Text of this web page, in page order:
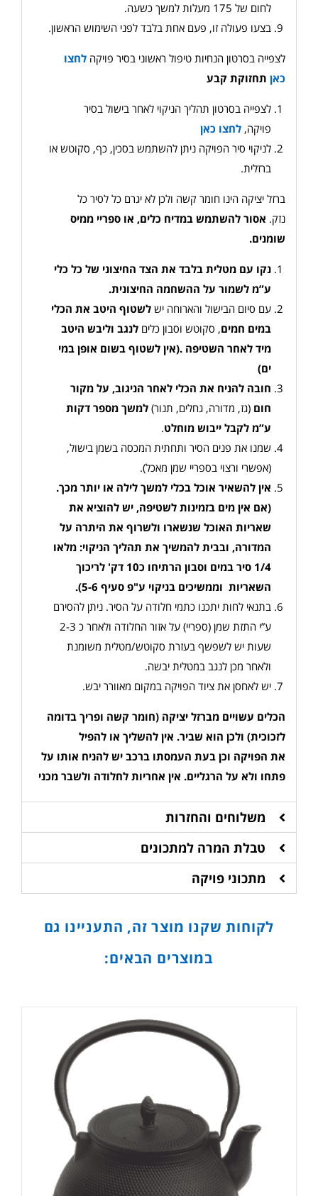
לחום של 175 מעלות למשך כשעה.
בצעו פעולה זו, פעם אחת בלבד לפני השימוש הראשון.
לצפייה בסרטון הנחיות טיפול ראשוני בסיר פויקה לחצו
כאן תחזוקת קבע
לצפייה בסרטון תהליך הניקוי לאחר בישול בסיר
פויקה, לחצו כאן
לניקוי סיר הפויקה ניתן להשתמש בסכין, כף, סקוטש או
ברזלית.
ברזל יציקה הינו חומר קשה ולכן לא יגרם כל לסיר כל
נזק. אסור להשתמש במדיח כלים, או ספריי ממיס
שומנים.
נקו עם מטלית בלבד את הצד החיצוני של כל כלי
ע”מ לשמור על ההשחמה החיצונית.
עם סיום הבישול והארוחה יש לשטוף היטב את הכלי
במים חמים, סקוטש וסבון כלים לנגב וליבש היטב
מיד לאחר השטיפה .(אין לשטוף בשום אופן במי
ים)
חובה להניח את הכלי לאחר הניגוב, על מקור
חום (גז, מדורה, גחלים, תנור) למשך מספר דקות
ע”מ לקבל ייבוש מוחלט.
שמנו את פנים הסיר ותחתית המכסה בשמן בישול,
(אפשרי ורצוי בספריי שמן מאכל).
אין להשאיר אוכל בכלי למשך לילה או יותר מכך.
(אם אין מים בזמינות לשטיפה, יש להוציא את
שאריות האוכל שנשארו ולשרוף את היתרה על
המדורה, ובבית להמשיך את תהליך הניקוי: מלאו
1/4 סיר במים וסבון הרתיחו כ10 דק' לריכוך
השאריות וממשיכים בניקוי ע"פ סעיף 5-6)
.
בתנאי לחות יתכנו כתמי חלודה על הסיר. ניתן להסירם
ע”י התזת שמן (ספריי) על אזור החלודה ולאחר כ 2-3
שעות יש לשפשף בעזרת סקוטש/מטלית משומנת
ולאחר מכן לנגב במטלית יבשה.
יש לאחסן את ציוד הפויקה במקום מאוורר יבש.
הכלים עשויים מברזל יציקה (חומר קשה ופריך בדומה
לזכוכית) ולכן הוא שביר. אין להשליך או להפיל
את הפויקה וכן בעת העמסתו ברכב יש להניח אותו על
פתחו ולא על הרגליים. אין אחריות לחלודה ולשבר מכני
משלוחים והחזרות
טבלת המרה למתכונים
מתכוני פויקה
לקוחות שקנו מוצר זה, התעניינו גם
במוצרים הבאים: